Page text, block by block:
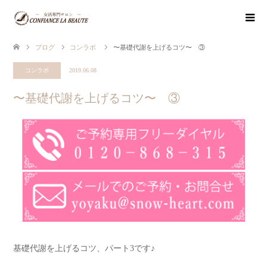
ブログ コンラボ 〜基礎代謝を上げるコツ〜 ③
コンラボ 2019.06.08
〜基礎代謝を上げるコツ〜 ③
基礎代謝を上げるコツ、パート3です♪